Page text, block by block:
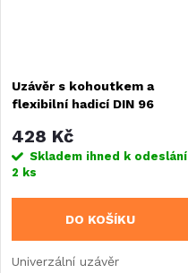
Uzávěr s kohoutkem a
flexibilní hadicí DIN 96
428 Kč
Skladem ihned k odeslání
2 ks
DO KOŠÍKU
Univerzální uzávěr